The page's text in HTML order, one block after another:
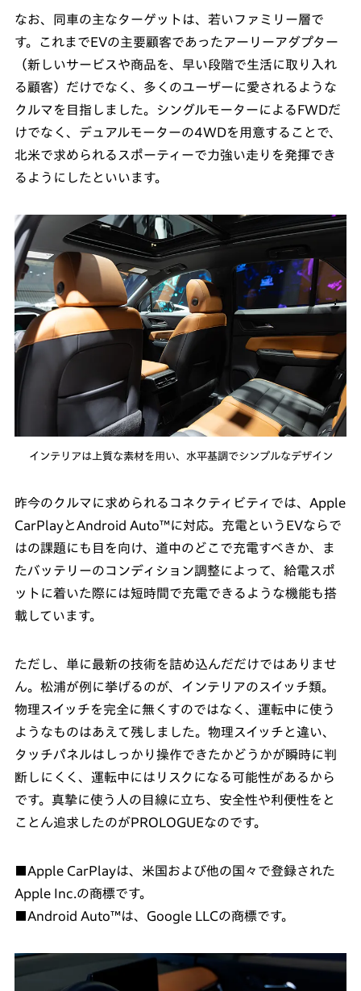
なお、同車の主なターゲットは、若いファミリー層で
す。これまでEVの主要顧客であったアーリーアダプター
（新しいサービスや商品を、早い段階で生活に取り入れ
る顧客）だけでなく、多くのユーザーに愛されるような
クルマを目指しました。シングルモーターによるFWDだ
けでなく、デュアルモーターの4WDを用意することで、
北米で求められるスポーティーで力強い走りを発揮でき
るようにしたといいます。
インテリアは上質な素材を用い、水平基調でシンプルなデザイン
昨今のクルマに求められるコネクティビティでは、Apple
CarPlayとAndroid Auto™に対応。充電というEVならで
はの課題にも目を向け、道中のどこで充電すべきか、ま
たバッテリーのコンディション調整によって、給電スポ
ットに着いた際には短時間で充電できるような機能も搭
載しています。
ただし、単に最新の技術を詰め込んだだけではありませ
ん。松浦が例に挙げるのが、インテリアのスイッチ類。
物理スイッチを完全に無くすのではなく、運転中に使う
ようなものはあえて残しました。物理スイッチと違い、
タッチパネルはしっかり操作できたかどうかが瞬時に判
断しにくく、運転中にはリスクになる可能性があるから
です。真摯に使う人の目線に立ち、安全性や利便性をと
ことん追求したのがPROLOGUEなのです。
■Apple CarPlayは、米国および他の国々で登録された
Apple Inc.の商標です。
■Android Auto™は、Google LLCの商標です。